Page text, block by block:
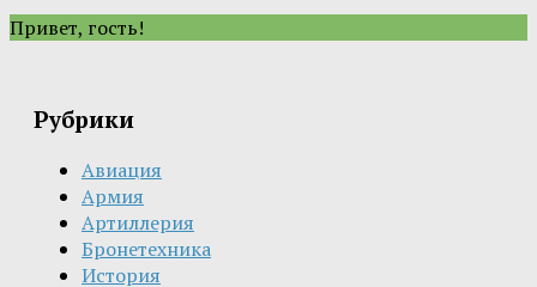
Привет, гость!
Рубрики
Авиация
Армия
Артиллерия
Бронетехника
История